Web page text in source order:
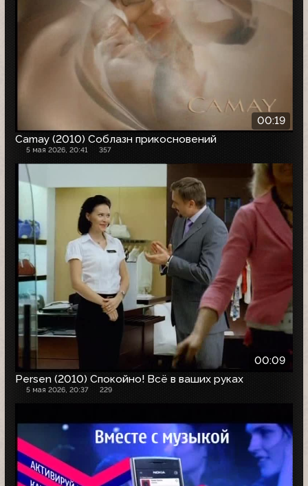
00:19
Camay (2010) Соблазн прикосновений
5 мая 2026, 20:41 357
00:09
Persen (2010) Спокойно! Всё в ваших руках
5 мая 2026, 20:37 229